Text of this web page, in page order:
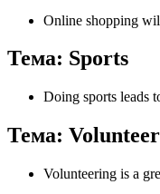
Online shopping
Тема: Sports
Doing sports leads
Тема:
Volunteering is a